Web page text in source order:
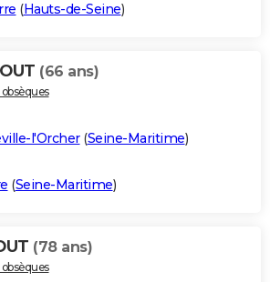
(Hauts-de-Seine)
(66 ans)
l'Orcher(Seine-Maritime)
(Seine-Maritime)
(78 ans)